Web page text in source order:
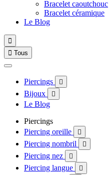
Bracelet caoutchouc
Bracelet céramique
Le Blog

 Tous
Piercings 
Bijoux 
Le Blog
Piercings
Piercing oreille

Piercing nombril 
Piercing nez 
Piercing langue 